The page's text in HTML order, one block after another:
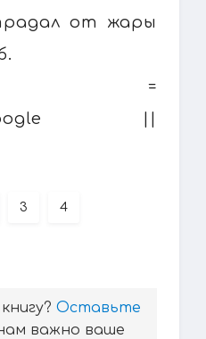
от жары
=
||
3 4
Оставьте
важно ваше